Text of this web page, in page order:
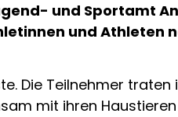
und Sportamt
und Athleten
Die Teilnehmer traten
mit ihren